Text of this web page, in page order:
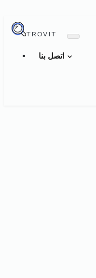
TROVIT